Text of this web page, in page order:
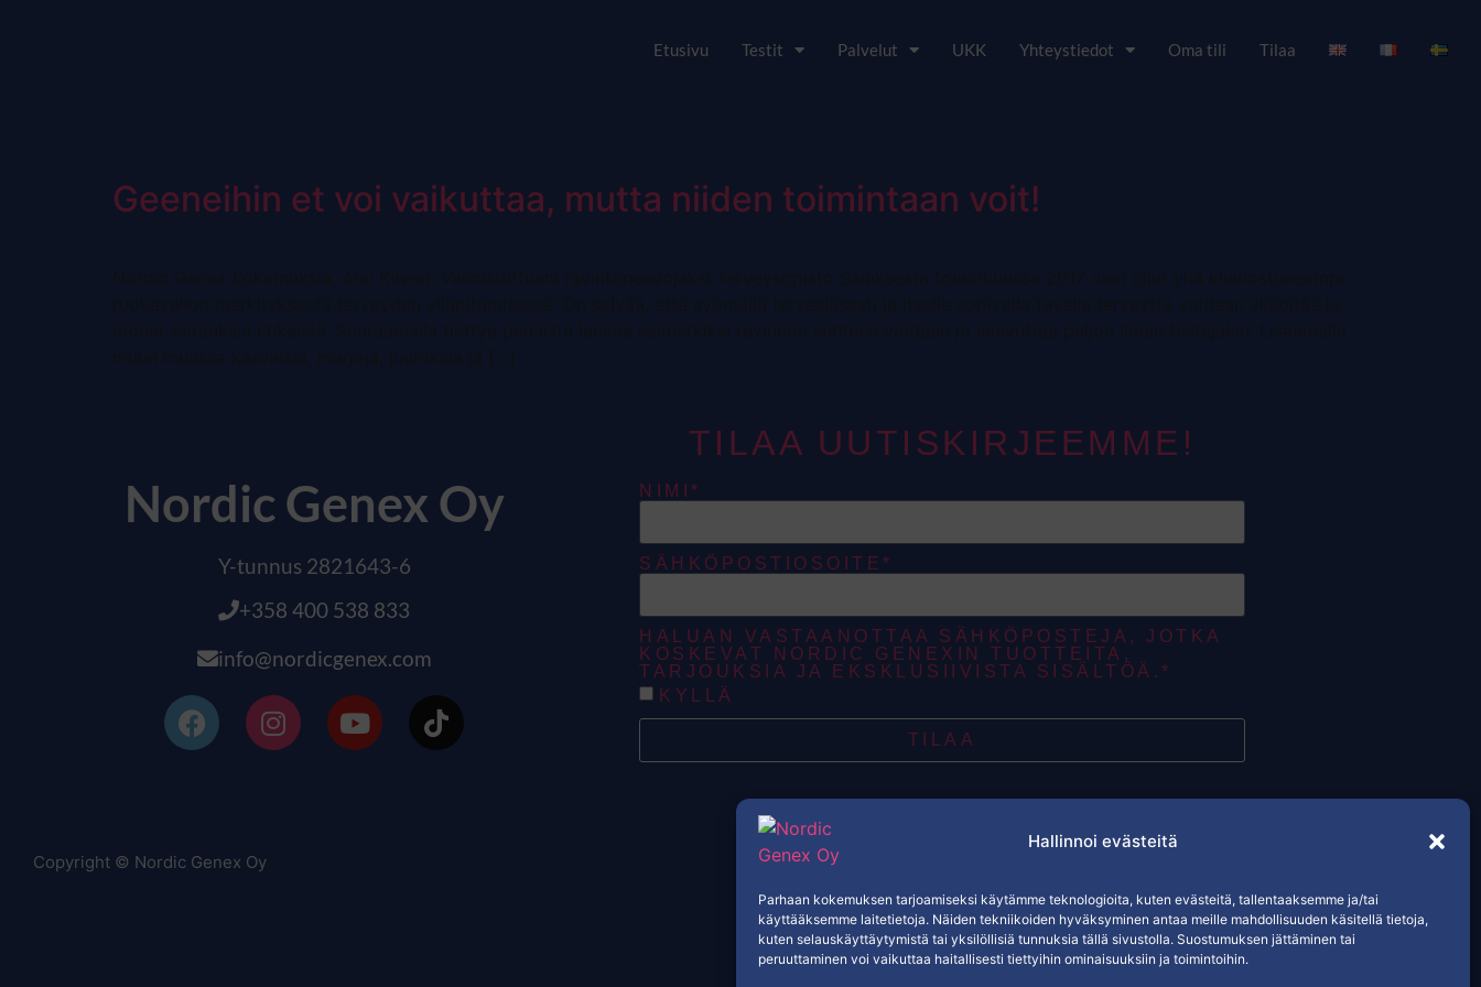
Hallinnoi evästeitä
Parhaan kokemuksen tarjoamiseksi käytämme teknologioita, kuten evästeitä, tallentaaksemme ja/tai
käyttääksemme laitetietoja. Näiden tekniikoiden hyväksyminen antaa meille mahdollisuuden käsitellä tietoja,
kuten selauskäyttäytymistä tai yksilöllisiä tunnuksia tällä sivustolla. Suostumuksen jättäminen tai
peruuttaminen voi vaikuttaa haitallisesti tiettyihin ominaisuuksiin ja toimintoihin.
Etusivu Testit Palvelut UKK Yhteystiedot Oma tili Tilaa
Geeneihin et voi vaikuttaa, mutta niiden toimintaan voit!
Nordic Genex Oy
Y-tunnus 2821643-6
+358 400 538 833
info@nordicgenex.com
TILAA UUTISKIRJEEMME!
NIMI*
SÄHKÖPOSTIOSOITE*
HALUAN VASTAANOTTAA SÄHKÖPOSTEJA, JOTKA
KOSKEVAT NORDIC GENEXIN TUOTTEITA,
TARJOUKSIA JA EKSKLUSIIVISTA SISÄLTÖÄ.*
KYLLÄ
TILAA
Copyright © Nordic Genex Oy